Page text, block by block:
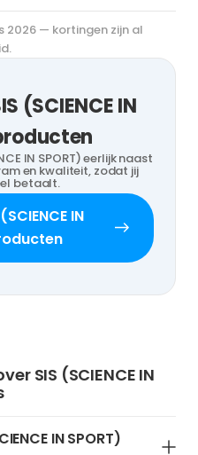
2026 — kortingen zijn al
(SCIENCE IN
IN SPORT) eerlijk naast
en kwaliteit, zodat jij
betaalt.
IN
SIS (SCIENCE IN
IN SPORT)